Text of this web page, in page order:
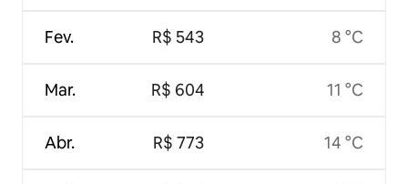
Fev.
Mar.
Abr.
R$ 543
R$ 604
R$ 773
8 °C
11 °C
14 °C